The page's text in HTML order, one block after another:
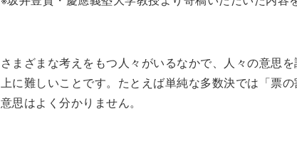
さまざまな考えをもつ人々がいるなかで、人々の意思
上に難しいことです。たとえば単純な多数決では「票
意思はよく分かりません。